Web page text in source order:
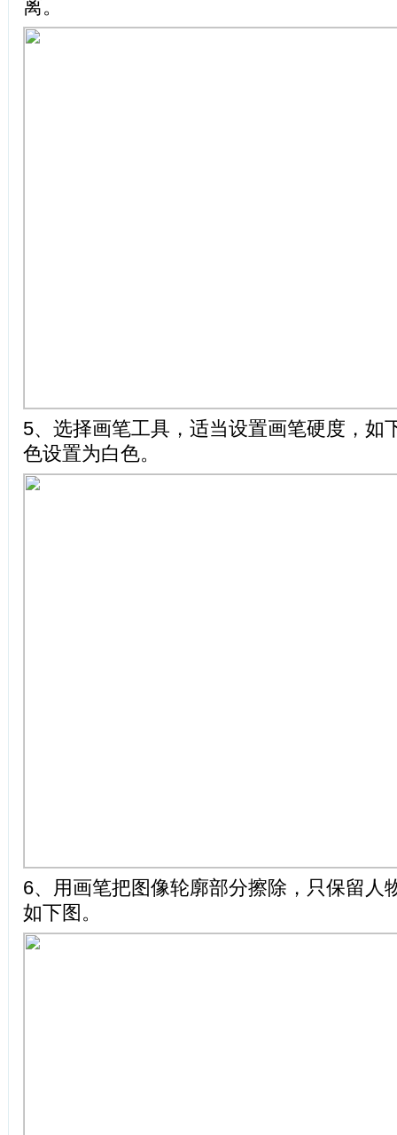
离。
5、选择画笔工具，适当设置画笔硬度，如
色设置为白色。
6、用画笔把图像轮廓部分擦除，只保留人
如下图。